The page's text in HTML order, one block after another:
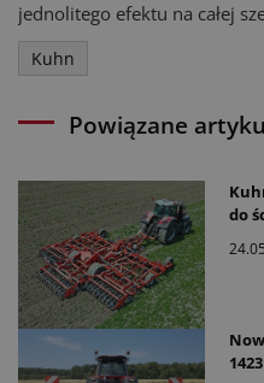
jednolitego efektu na całej
Kuhn
Powiązane
do